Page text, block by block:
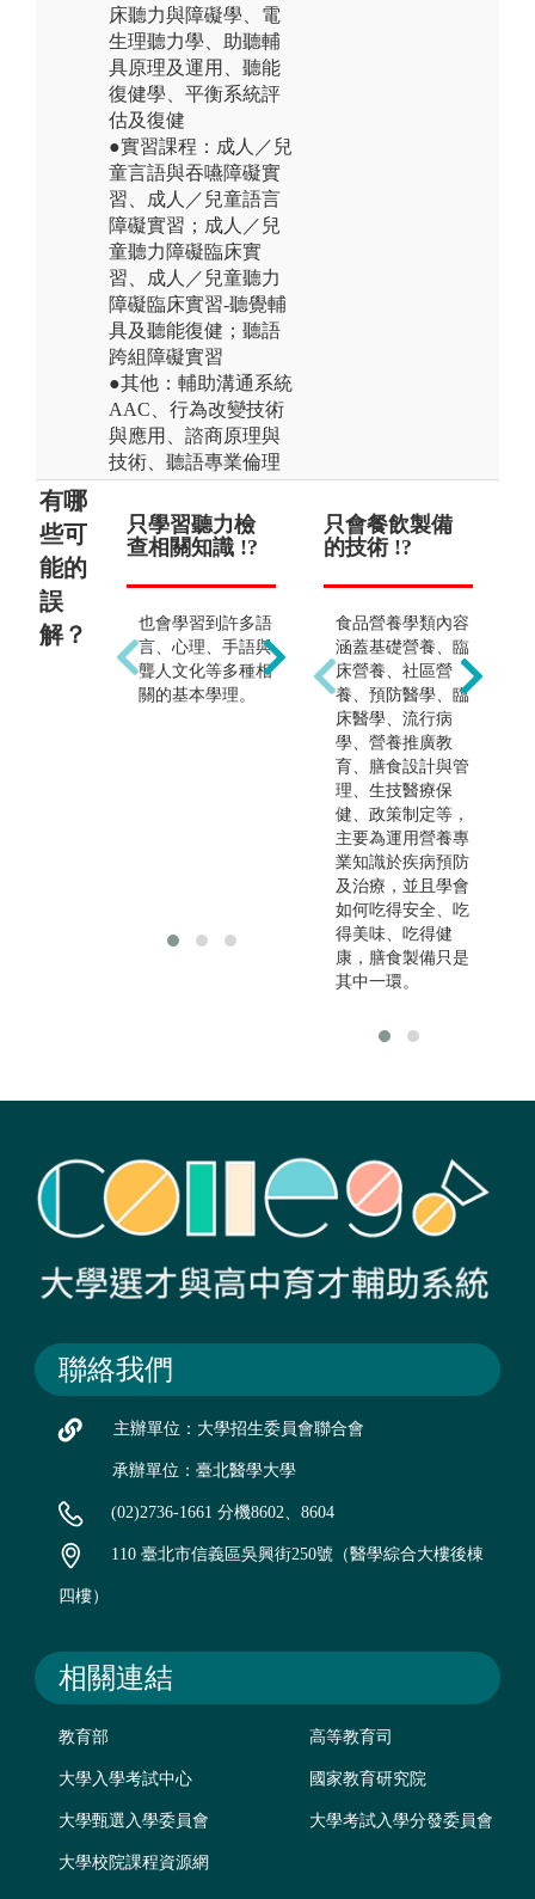
床聽力與障礙學、電
生理聽力學、助聽輔
具原理及運用、聽能
復健學、平衡系統評
估及復健
●實習課程：成人／兒
童言語與吞嚥障礙實
習、成人／兒童語言
障礙實習；成人／兒
童聽力障礙臨床實
習、成人／兒童聽力
障礙臨床實習-聽覺輔
具及聽能復健；聽語
跨組障礙實習
●其他：輔助溝通系統
AAC、行為改變技術
與應用、諮商原理與
技術、聽語專業倫理
有哪
些可
能的
誤
解？
只學習聽力檢
查相關知識 !?
也會學習到許多語
言、心理、手語與
聾人文化等多種相
關的基本學理。
只能在醫院工
作 !?
可以在學校、診
所、社福機構、安
養院等地方工作，
也可以開設治療所
或是從事相關輔
具、療育工具或教
材開發等等的相關
工作或是參與執行
學術研究計畫，發
展面向實是很廣泛
的，可依自身興趣
選擇不同的出路。
只會餐飲製備
的技術 !?
食品營養學類內容
涵蓋基礎營養、臨
床營養、社區營
養、預防醫學、臨
床醫學、流行病
學、營養推廣教
育、膳食設計與管
理、生技醫療保
健、政策制定等，
主要為運用營養專
業知識於疾病預防
及治療，並且學會
如何吃得安全、吃
得美味、吃得健
康，膳食製備只是
其中一環。
聯絡我們
主辦單位：大學招生委員會聯合會
承辦單位：臺北醫學大學
(02)2736-1661 分機8602、8604
110 臺北市信義區吳興街250號（醫學綜合大樓後棟
四樓）
相關連結
教育部 高等教育司
大學入學考試中心 國家教育研究院
大學甄選入學委員會 大學考試入學分發委員會
大學校院課程資源網